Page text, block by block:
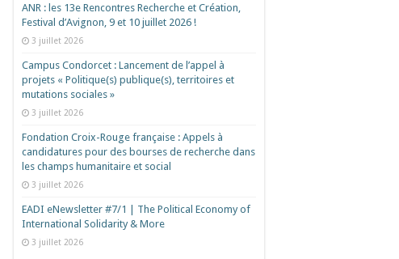
ANR : les 13e Rencontres Recherche et Création,
Festival d’Avignon, 9 et 10 juillet 2026 !
3 juillet 2026
Campus Condorcet : Lancement de l’appel à
projets « Politique(s) publique(s), territoires et
mutations sociales »
3 juillet 2026
Fondation Croix-Rouge française : Appels à
candidatures pour des bourses de recherche dans
les champs humanitaire et social
3 juillet 2026
EADI eNewsletter #7/1 | The Political Economy of
International Solidarity & More
3 juillet 2026